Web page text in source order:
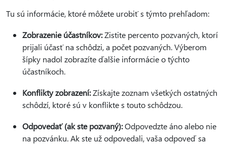
Tu sú informácie, ktoré môžete urobiť s týmto prehľadom:
Zobrazenie účastníkov:Zistite percento pozvaných, ktorí
prijali účasť na schôdzi, a počet pozvaných. Výberom
šípky nadol zobrazíte ďalšie informácie o týchto
účastníkoch.
Konflikty zobrazení:Získajte zoznam všetkých ostatných
schôdzí, ktoré sú v konflikte s touto schôdzou.
Odpovedať (ak ste pozvaný):Odpovedzte áno alebo nie
na pozvánku. Ak ste už odpovedali, vaša odpoveď sa